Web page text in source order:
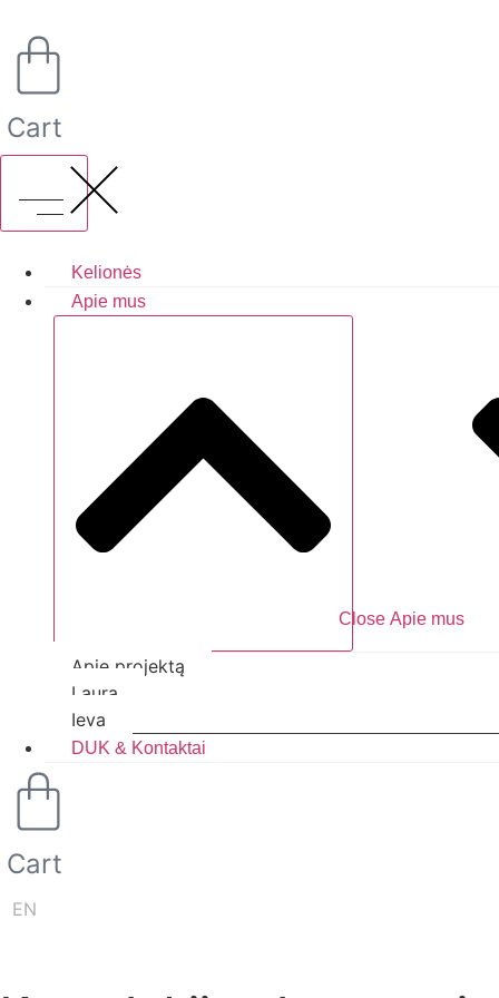
prie
turinio
Cart
Kelionės
Apie mus
Close Apie mus
Apie projektą
Laura
Ieva
DUK & Kontaktai
Cart
EN